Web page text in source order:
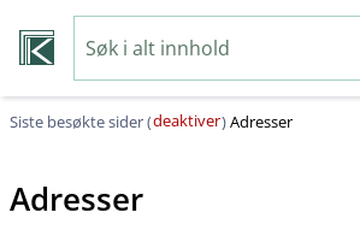
Siste besøkte sider (deaktiver)Adresser
Adresser